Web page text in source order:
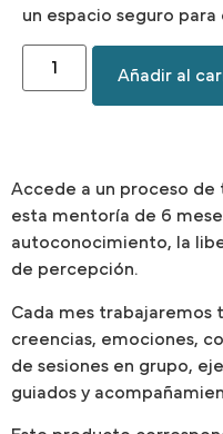
un espacio seguro para
Añadir al
Accede a un proceso
esta mentoría de 6
autoconocimiento, la
de percepción.
Cada mes trabajaremos
creencias, emociones,
de sesiones en grupo,
guiados y